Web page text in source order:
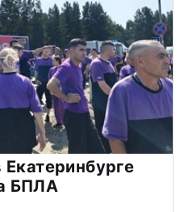
БПЛА